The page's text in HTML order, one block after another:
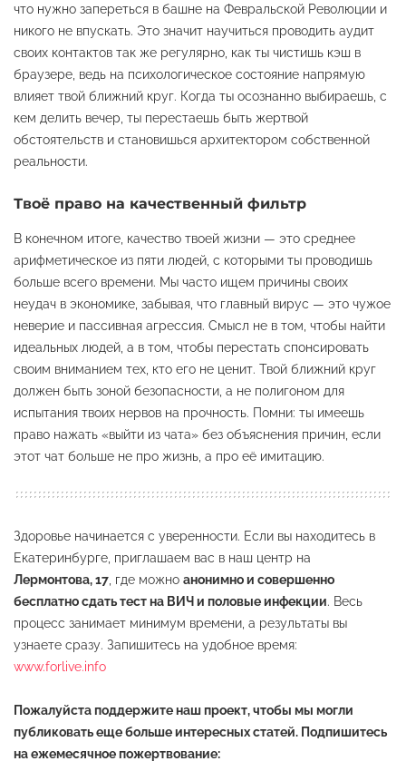
что нужно запереться в башне на Февральской Революции и
никого не впускать. Это значит научиться проводить аудит
своих контактов так же регулярно, как ты чистишь кэш в
браузере, ведь на психологическое состояние напрямую
влияет твой ближний круг. Когда ты осознанно выбираешь, с
кем делить вечер, ты перестаешь быть жертвой
обстоятельств и становишься архитектором собственной
реальности.
Твоё право на качественный фильтр
В конечном итоге, качество твоей жизни — это среднее
арифметическое из пяти людей, с которыми ты проводишь
больше всего времени. Мы часто ищем причины своих
неудач в экономике, забывая, что главный вирус — это чужое
неверие и пассивная агрессия. Смысл не в том, чтобы найти
идеальных людей, а в том, чтобы перестать спонсировать
своим вниманием тех, кто его не ценит. Твой ближний круг
должен быть зоной безопасности, а не полигоном для
испытания твоих нервов на прочность. Помни: ты имеешь
право нажать «выйти из чата» без объяснения причин, если
этот чат больше не про жизнь, а про её имитацию.
Здоровье начинается с уверенности. Если вы находитесь в
Екатеринбурге, приглашаем вас в наш центр на
Лермонтова, 17 , где можно анонимно и совершенно
бесплатно сдать тест на ВИЧ и половые инфекции. Весь
процесс занимает минимум времени, а результаты вы
узнаете сразу. Запишитесь на удобное время:
www.forlive.info
Пожалуйста поддержите наш проект, чтобы мы могли
публиковать еще больше интересных статей. Подпишитесь
на ежемесячное пожертвование: